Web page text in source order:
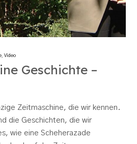
,Video
Geschichte –
Zeitmaschine, die wir kennen.
die Geschichten, die wir
wie eine Scheherazade